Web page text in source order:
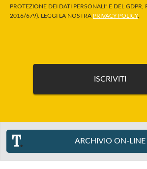
PROTEZIONE DEI DATI PERSONALI” E DEL
2016/679). LEGGI LA NOSTRA PRIVACY POLICY.
ARCHIVIO ON-LINE